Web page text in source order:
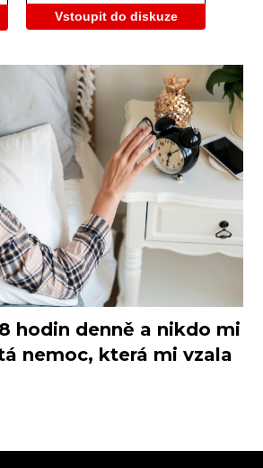
Vstoupit do diskuze
hodin denně a nikdo mi
nemoc, která mi vzala